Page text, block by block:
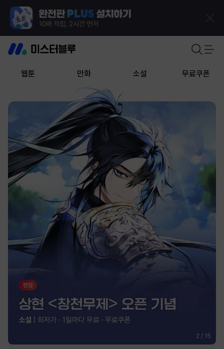
웹툰 만화 소설 무료쿠폰
3 / 15